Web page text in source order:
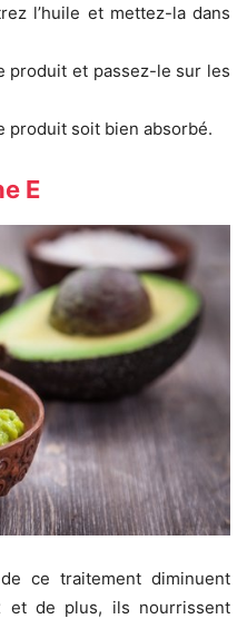
l’huile et mettez-la dans
produit et passez-le sur les
produit soit bien absorbé.
E
ce traitement diminuent
et de plus, ils nourrissent